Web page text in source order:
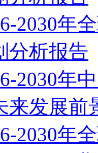
2030年
分析报告
2030年
来发展前
2030年